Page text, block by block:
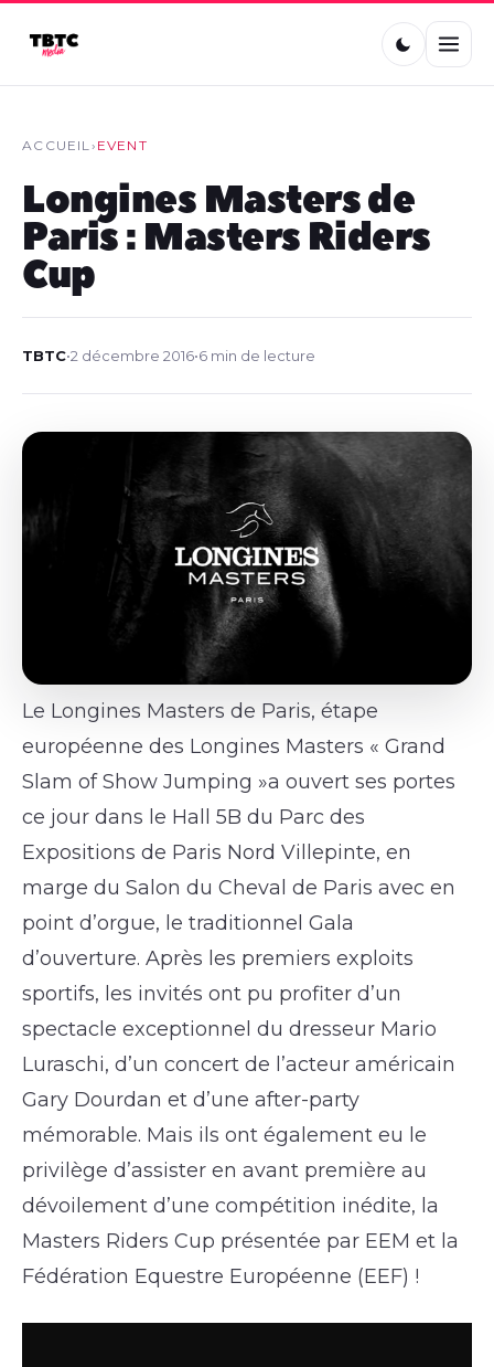
ACCUEIL› EVENT
Longines Masters de
Paris : Masters Riders
Cup
TBTC•2 décembre 2016•6 min de lecture
Le Longines Masters de Paris, étape
européenne des Longines Masters « Grand
Slam of Show Jumping »a ouvert ses portes
ce jour dans le Hall 5B du Parc des
Expositions de Paris Nord Villepinte, en
marge du Salon du Cheval de Paris avec en
point d’orgue, le traditionnel Gala
d’ouverture. Après les premiers exploits
sportifs, les invités ont pu profiter d’un
spectacle exceptionnel du dresseur Mario
Luraschi, d’un concert de l’acteur américain
Gary Dourdan et d’une after-party
mémorable. Mais ils ont également eu le
privilège d’assister en avant première au
dévoilement d’une compétition inédite, la
Masters Riders Cup présentée par EEM et la
Fédération Equestre Européenne (EEF) !